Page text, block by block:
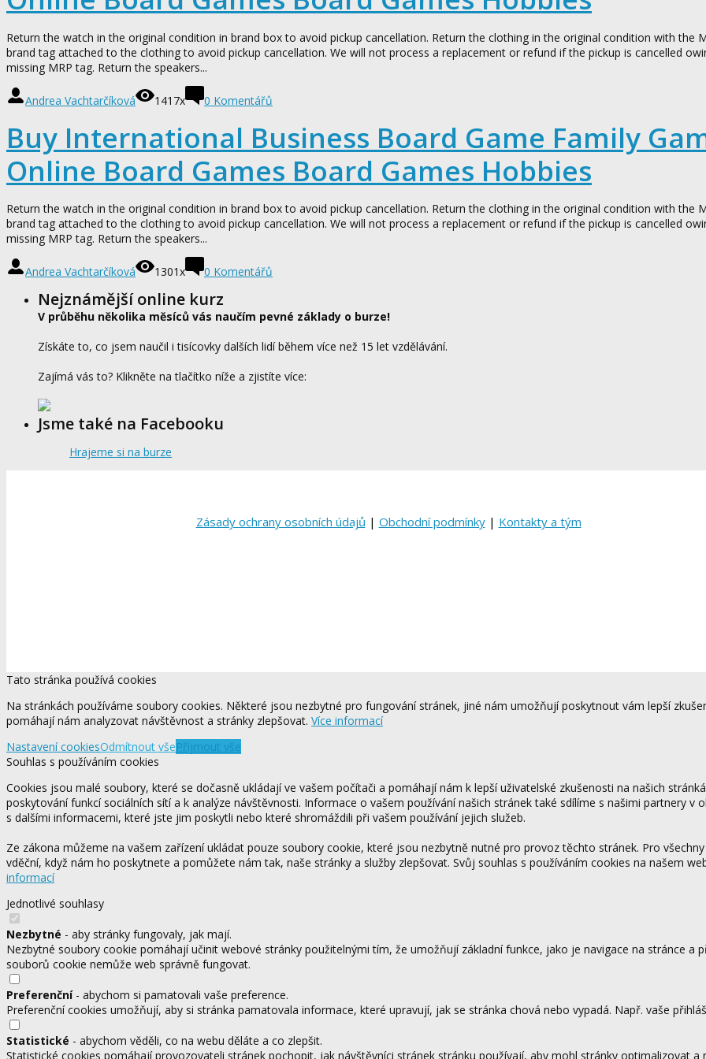
Return the watch in the original condition in brand box to avoid pickup cancellation. Return the clothing in the original condition with the
brand tag attached to the clothing to avoid pickup cancellation. We will not process a replacement or refund if the pickup is cancelled
missing MRP tag. Return the speakers...
Andrea Vachtarčíková 1417x 0 Komentářů
Buy International Business Board Game Family
Online Board Games Board Games Hobbies
Return the watch in the original condition in brand box to avoid pickup cancellation. Return the clothing in the original condition with the
brand tag attached to the clothing to avoid pickup cancellation. We will not process a replacement or refund if the pickup is cancelled
missing MRP tag. Return the speakers...
Andrea Vachtarčíková 1301x 0 Komentářů
Nejznámější online kurz
V průběhu několika měsíců vás naučím pevné základy o burze!
Získáte to, co jsem naučil i tisícovky dalších lidí během více než 15 let vzdělávání.
Zajímá vás to? Klikněte na tlačítko níže a zjistíte více:
Jsme také na Facebooku
Hrajeme si na burze
Zásady ochrany osobních údajů | Obchodní podmínky| Kontakty a tým
Tato stránka používá cookies
Na stránkách používáme soubory cookies. Některé jsou nezbytné pro fungování stránek, jiné nám umožňují poskytnout vám lepší
pomáhají nám analyzovat návštěvnost a stránky zlepšovat. Více informací
Nastavení cookiesOdmítnout všePřijmout vše
Souhlas s používáním cookies
Cookies jsou malé soubory, které se dočasně ukládají ve vašem počítači a pomáhají nám k lepší uživatelské zkušenosti na našich
poskytování funkcí sociálních sítí a k analýze návštěvnosti. Informace o vašem používání našich stránek také sdílíme s našimi partnery
s dalšími informacemi, které jste jim poskytli nebo které shromáždili při vašem používání jejich služeb.
Ze zákona můžeme na vašem zařízení ukládat pouze soubory cookie, které jsou nezbytně nutné pro provoz těchto stránek. Pro
vděční, když nám ho poskytnete a pomůžete nám tak, naše stránky a služby zlepšovat. Svůj souhlas s používáním cookies na našem
informací
Jednotlivé souhlasy
Nezbytné - aby stránky fungovaly, jak mají.
Nezbytné soubory cookie pomáhají učinit webové stránky použitelnými tím, že umožňují základní funkce, jako je navigace na stránce a
souborů cookie nemůže web správně fungovat.
Preferenční- abychom si pamatovali vaše preference.
Preferenční cookies umožňují, aby si stránka pamatovala informace, které upravují, jak se stránka chová nebo vypadá. Např. vaše
Statistické - abychom věděli, co na webu děláte a co zlepšit.
Statistické cookies pomáhají provozovateli stránek pochopit, jak návštěvníci stránek stránku používají, aby mohl stránky optimalizovat